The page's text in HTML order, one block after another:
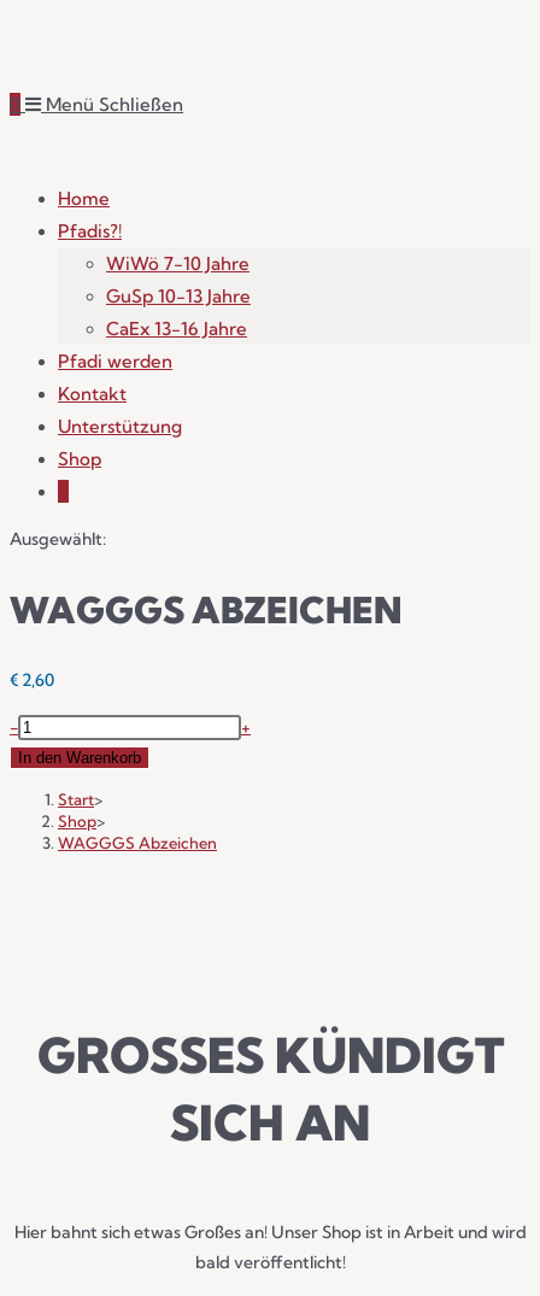
0 Menü Schließen
Home
Pfadis?!
WiWö 7-10 Jahre
GuSp 10-13 Jahre
CaEx 13-16 Jahre
Pfadi werden
Kontakt
Unterstützung
Shop
Ausgewählt:
WAGGGS ABZEICHEN
€ 2,60
- +
In den Warenkorb
Start>
Shop>
WAGGGS Abzeichen
GROSSES KÜNDIGT S
ICH AN
Hier bahnt sich etwas Großes an! Unser Shop ist in Arbeit und wird
bald veröffentlicht!